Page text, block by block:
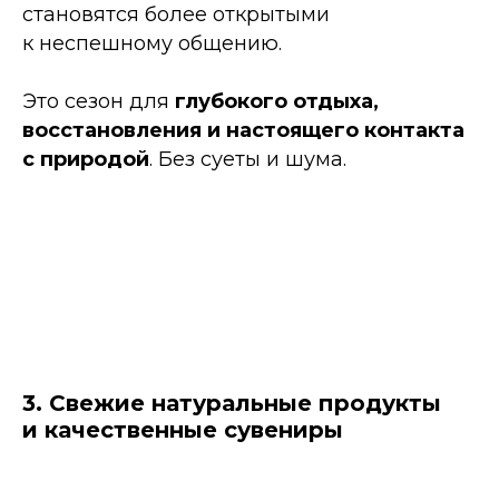
становятся более открытыми
к неспешному общению.
Это сезон для глубокого отдыха,
восстановления и настоящего контакта
с природой. Без суеты и шума.
3. Свежие натуральные продукты
и качественные сувениры